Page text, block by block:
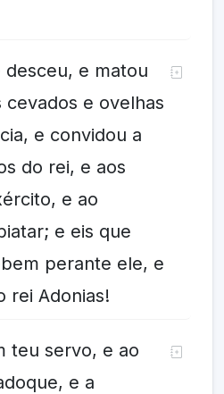
desceu, e matou
cevados e ovelhas
e convidou a
do rei, e aos
e ao
e eis que
perante ele, e
rei Adonias!
teu servo, e ao
e a